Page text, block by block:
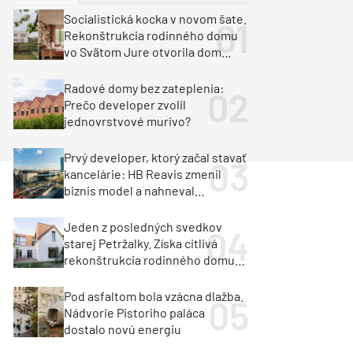
Klimatizácia a vetranie
Milan Murcka
Socialistická kocka v novom šate.
Rekonštrukcia rodinného domu
vo Svätom Jure otvorila dom
Radové domy bez zateplenia:
Prečo developer zvolil
jednovrstvové murivo?
Prvý developer, ktorý začal stavať
kancelárie: HB Reavis zmenil
biznis model a nahneval
Jeden z posledných svedkov
starej Petržalky. Získa citlivá
rekonštrukcia rodinného domu
Pod asfaltom bola vzácna dlažba.
Nádvorie Pistoriho paláca
dostalo novú energiu